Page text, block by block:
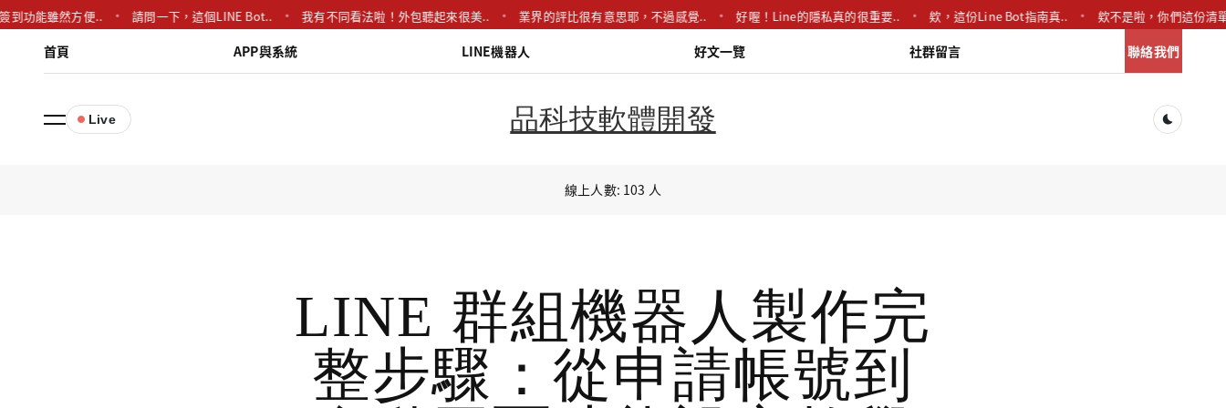
到功能雖然方便.. 請問一下，這個LINE Bot.. 我有不同看法啦！外包聽起來很美.. 業界的評比很有意思耶，不過感覺.. 好喔！Line的隱私真的很重要.. 欸，這份Line Bot指南真.. 欸不是啦，你們這份清
首頁 APP與系統 LINE機器人 好文一覽 社群留言 聯絡我們
Live 品科技軟體開發
線上人數: 103 人
LINE 群組機器人製作完
整步驟：從申請帳號到